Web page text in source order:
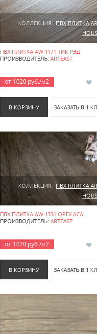
КОЛЛЕКЦИЯ: ПВХ ПЛИТКА
ПВХ ПЛИТКА AW 1171 ТИК РЭД
ПРОИЗВОДИТЕЛЬ: ARTEAST
от 1020 руб./м2
В КОРЗИНУ ЗАКАЗАТЬ В 1
КОЛЛЕКЦИЯ: ПВХ ПЛИТКА
ПВХ ПЛИТКА AW 1331 ОРЕХ АСА
ПРОИЗВОДИТЕЛЬ: ARTEAST
от 1020 руб./м2
В КОРЗИНУ ЗАКАЗАТЬ В 1